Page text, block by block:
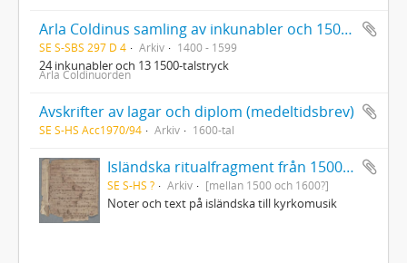
Arla Coldinus samling av inkunabler och 1500-talstryck
SE S-SBS 297 D 4 Arkiv 1400 - 1599
24 inkunabler och 13 1500-talstryck
Arla Coldinuorden
Avskrifter av lagar och diplom (medeltidsbrev)
SE S-HS Acc1970/94 Arkiv 1600-tal
Isländska ritualfragment från 1500-talet
SE S-HS ? Arkiv [mellan 1500 och 1600?]
Noter och text på isländska till kyrkomusik